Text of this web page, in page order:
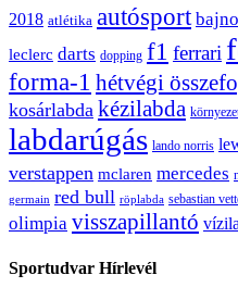
2018 atlétika autósport
leclerc darts dopping f1 ferrari
forma-1 hétvégi
kosárlabda kézilabda
labdarúgás lando norris
verstappen mclaren mercedes
germain red bull röplabda sebastian
olimpia visszapillantó
Sportudvar Hírlevél